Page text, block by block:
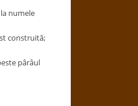
numele
construită;
pârâul